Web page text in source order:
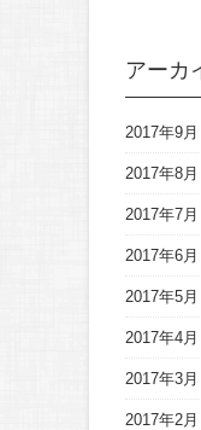
アーカ
2017年9月
2017年8月
2017年7月
2017年6月
2017年5月
2017年4月
2017年3月
2017年2月